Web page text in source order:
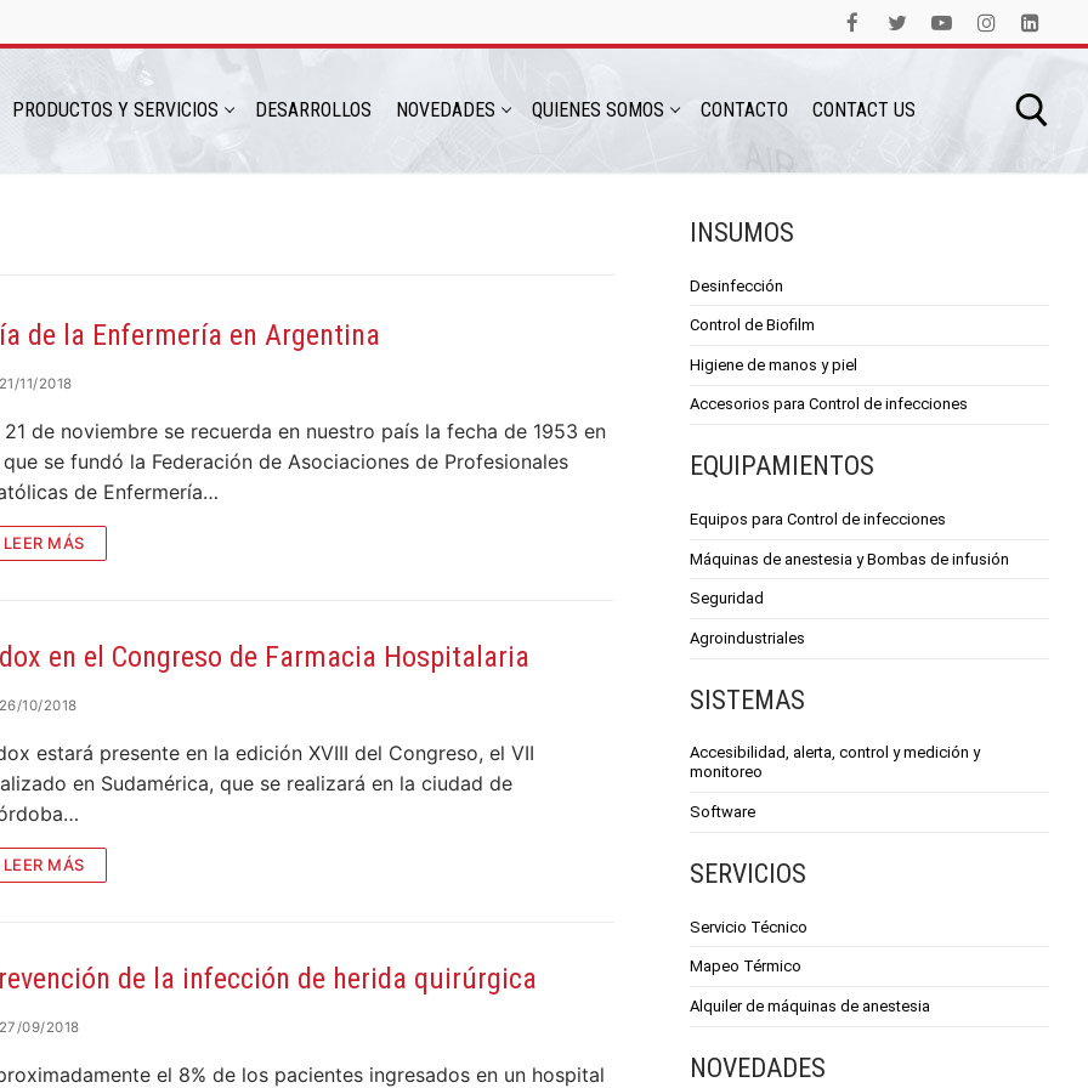
PRODUCTOS Y SERVICIOS DESARROLLOS NOVEDADES QUIENES SOMOS CONTACTO CONTACT US
y piel
de infecciones
y Bombas de infusión
alerta, control, medición y monitoreo
::: NUEVO :::
Social Empresaria
de la Enfermería en Argentina
21/11/2018
21 de noviembre se recuerda en nuestro país la fecha de 1953 en
que se fundó la Federación de Asociaciones de Profesionales
de Enfermería…
LEER MÁS
en el Congreso de Farmacia Hospitalaria
26/10/2018
estará presente en la edición XVIII del Congreso, el VII
en Sudamérica, que se realizará en la ciudad de
LEER MÁS
de la infección de herida quirúrgica
27/09/2018
el 8% de los pacientes ingresados en un hospital
INSUMOS
Desinfección
Control de Biofilm
Higiene de manos y piel
Accesorios para Control de infecciones
EQUIPAMIENTOS
Equipos para Control de infecciones
Máquinas de anestesia y Bombas de infusión
Seguridad
Agroindustriales
SISTEMAS
Accesibilidad, alerta, control y medición y
monitoreo
Software
SERVICIOS
Servicio Técnico
Mapeo Térmico
Alquiler de máquinas de anestesia
NOVEDADES